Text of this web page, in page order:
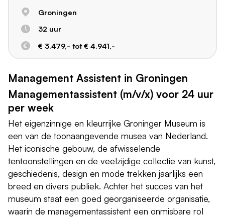
Groningen
32 uur
€ 3.479,- tot € 4.941,-
Management Assistent in Groningen
Managementassistent (m/v/x) voor 24 uur
per week
Het eigenzinnige en kleurrijke Groninger Museum is
een van de toonaangevende musea van Nederland.
Het iconische gebouw, de afwisselende
tentoonstellingen en de veelzijdige collectie van kunst,
geschiedenis, design en mode trekken jaarlijks een
breed en divers publiek. Achter het succes van het
museum staat een goed georganiseerde organisatie,
waarin de managementassistent een onmisbare rol